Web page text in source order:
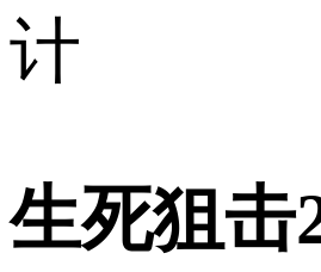
计
生死狙击